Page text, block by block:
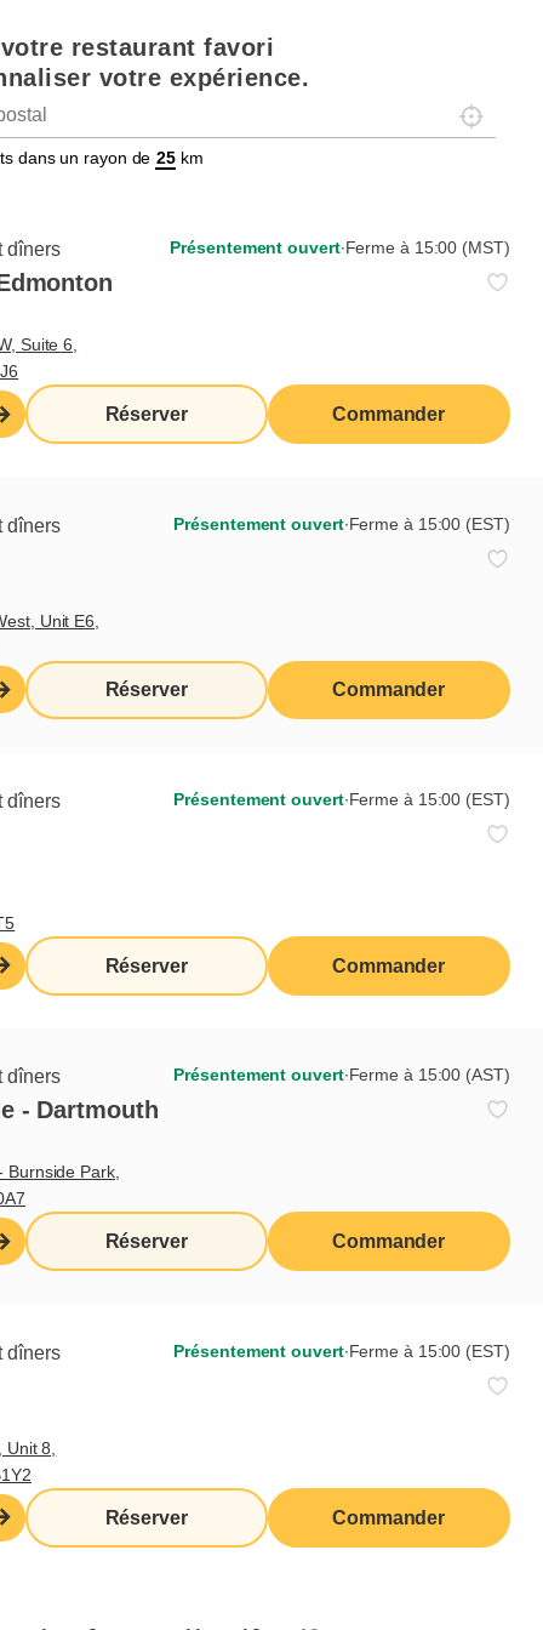
restaurant favori
votre expérience.
Localisez-
dans un rayon de km
dîners Présentement ouvert∙Ferme à 15:00 (MST)
Suite 6,
Réserver Commander
dîners Présentement ouvert∙Ferme à 15:00 (EST)
Unit E6,
Réserver Commander
dîners Présentement ouvert∙Ferme à 15:00 (EST)
Réserver Commander
dîners Présentement ouvert∙Ferme à 15:00 (AST)
- Dartmouth
Burnside Park,
Réserver Commander
dîners Présentement ouvert∙Ferme à 15:00 (EST)
8,
Réserver Commander
Gaufres Sandwichs Favoris des ados
salés
Le tout inclus pour Paul
et choix d’accompagnement.
guimauve
Demi-gaufre avec bananes, fraises, bleuets
et biscuits à la guimauve enrobés de
chocolat, coulis chaud de crème pâtissière
cacao-noisettes et amandes. Servi avec 2